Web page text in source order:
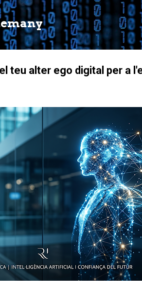
al contingut principal
teu alter ego digital per a